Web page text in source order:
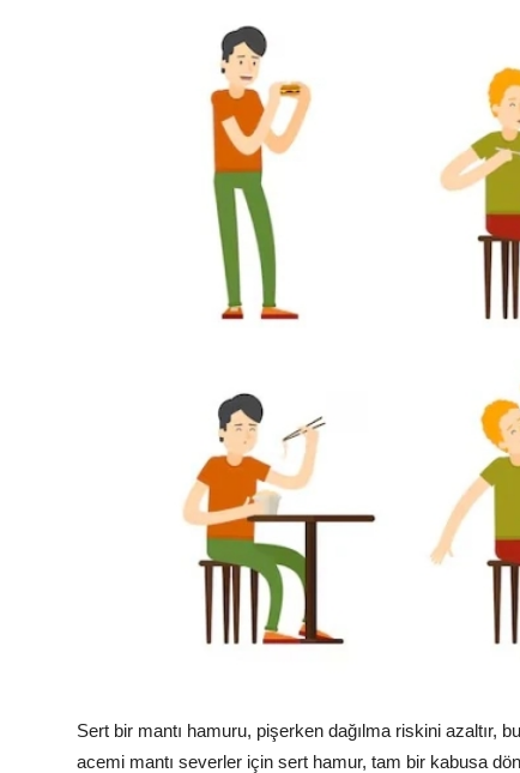
Sert bir mantı hamuru, pişerken dağılma riskini azaltır,
acemi mantı severler için sert hamur, tam bir kabusa